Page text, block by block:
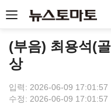
(부음) 최용석(
상
입력: 2026-06-09 17:01:57
수정: 2026-06-09 17:01:57